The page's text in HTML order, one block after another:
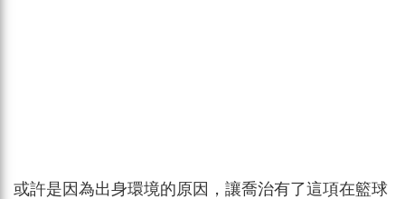
或許是因為出身環境的原因，讓喬治有了這項在籃球